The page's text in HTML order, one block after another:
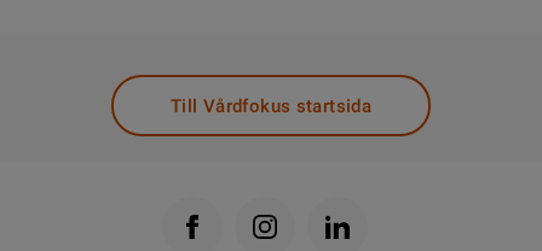
Till Vårdfokus startsida